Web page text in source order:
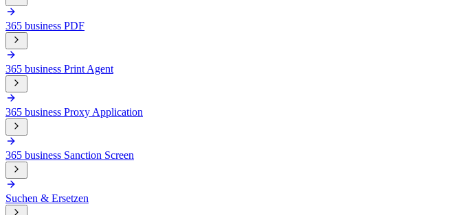
365 business PDF
365 business Print Agent
365 business Proxy Application
365 business Sanction Screen
Suchen & Ersetzen